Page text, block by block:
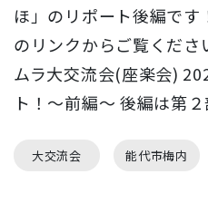
ほ」のリポート後編で
のリンクからご覧くだ
ムラ大交流会(座楽会)
ト！～前編～ 後編は第
大交流会 能代市梅内